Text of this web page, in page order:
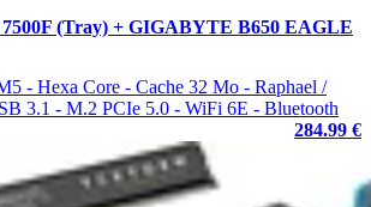
(Tray) + GIGABYTE B650 EAGLE
- Hexa Core - Cache 32 Mo - Raphael /
3.1 - M.2 PCIe 5.0 - WiFi 6E - Bluetooth
284.99 €